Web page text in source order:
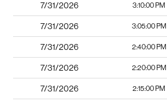
7/31/2026 3:10:00 PM
7/31/2026 3:05:00 PM
7/31/2026 2:40:00 PM
7/31/2026 2:20:00 PM
7/31/2026 2:15:00 PM